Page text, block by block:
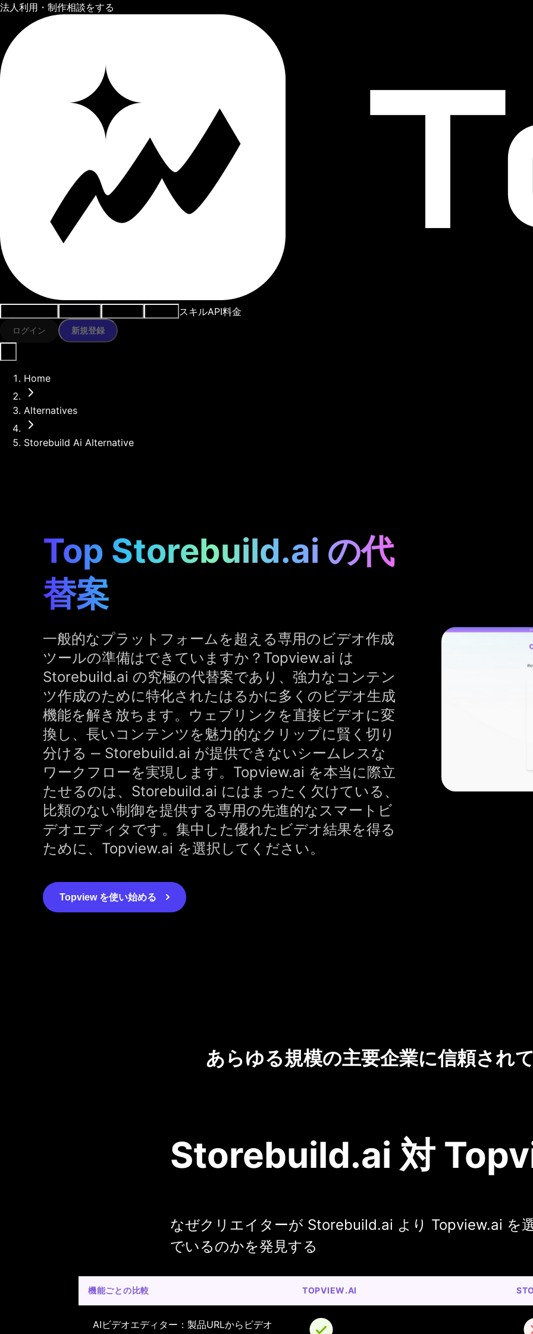
法人利用・制作相談をする
スキルAPI料金
ログイン 新規登録
Home
Alternatives
Storebuild Ai Alternative
Top Storebuild.ai の代
替案
一般的なプラットフォームを超える専用のビデオ作成
ツールの準備はできていますか？Topview.ai は
Storebuild.ai の究極の代替案であり、強力なコンテン
ツ作成のために特化されたはるかに多くのビデオ生成
機能を解き放ちます。ウェブリンクを直接ビデオに変
換し、長いコンテンツを魅力的なクリップに賢く切り
分ける ‒ Storebuild.ai が提供できないシームレスな
ワークフローを実現します。Topview.ai を本当に際立
たせるのは、Storebuild.ai にはまったく欠けている、
比類のない制御を提供する専用の先進的なスマートビ
デオエディタです。集中した優れたビデオ結果を得る
ために、Topview.ai を選択してください。
Topview を使い始める
あらゆる規模の主要企業に信頼され
Storebuild.ai 対
なぜクリエイターが Storebuild.ai より Topview.ai を
でいるのかを発見する
機能ごとの比較 TOPVIEW.AI
AIビデオエディター：製品URLからビデオ